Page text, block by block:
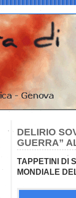
DELIRIO
GUERRA”
TAPPETINI DI
MONDIALE